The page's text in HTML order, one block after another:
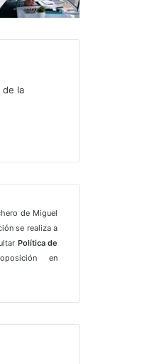
de la
de Miguel
se realiza a
Política de
en